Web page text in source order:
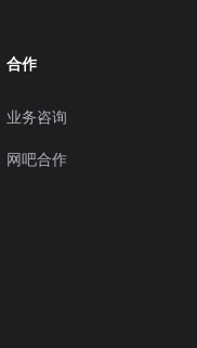
合作
业务咨询
网吧合作